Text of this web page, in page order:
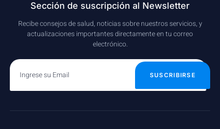
Sección de suscripción al Newsletter
Recibe consejos de salud, noticias sobre nuestros servicios, y
actualizaciones importantes directamente en tu correo
electrónico.
SUSCRIBIRSE